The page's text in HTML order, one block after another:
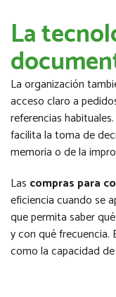
La
La organización
acceso claro a
referencias
facilita la toma de
memoria o de la
Las compras para
eficiencia cuando se
que permita saber
y con qué
como la capacidad